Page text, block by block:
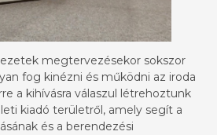
megtervezésekor sokszor
fog kinézni és működni az iroda
a kihívásra válaszul létrehoztunk
kiadó területről, amely segít a
és a berendezési